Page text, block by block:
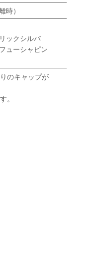
）
ックシルバ
ューシャピン
のキャップが
。